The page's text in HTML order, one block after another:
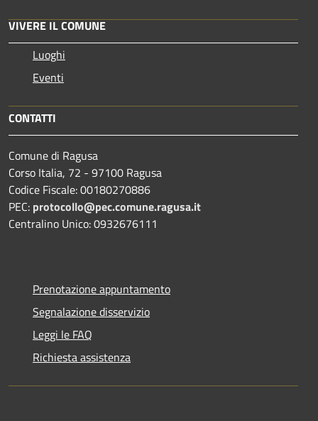
VIVERE IL COMUNE
Luoghi
Eventi
CONTATTI
Comune di Ragusa
Corso Italia, 72 - 97100 Ragusa
Codice Fiscale: 00180270886
PEC: protocollo@pec.comune.ragusa.it
Centralino Unico: 0932676111
Prenotazione appuntamento
Segnalazione disservizio
Leggi le FAQ
Richiesta assistenza